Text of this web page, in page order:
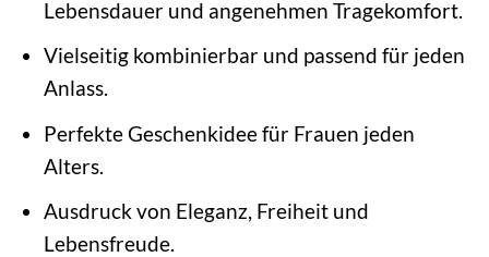
Lebensdauer und angenehmen Tragekomfort.
Vielseitig kombinierbar und passend für jeden
Anlass.
Perfekte Geschenkidee für Frauen jeden
Alters.
Ausdruck von Eleganz, Freiheit und
Lebensfreude.